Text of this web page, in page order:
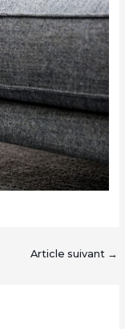
Article suivant →